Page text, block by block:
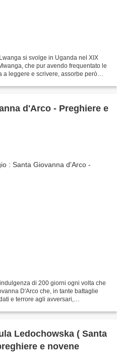
si svolge in Uganda nel XIX
che pur avendo frequentato le
leggere e scrivere, assorbe però
d'Arco - Preghiere e
di 200 giorni ogni volta che
D'Arco che, in tante battaglie
e terrore agli avversari,
Ledochowska ( Santa
e novene